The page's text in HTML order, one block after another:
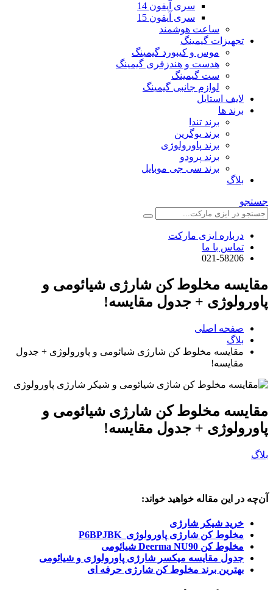
سری آیفون 14
سری آیفون 15
ساعت هوشمند
تجهیزات گیمینگ
موس و کیبورد گیمینگ
هدست و هندزفری گیمینگ
ست گیمینگ
لوازم جانبی گیمینگ
لایف استایل
برند ها
برند تندا
برند یوگرین
برند پاورولوژی
برند پرودو
برند سی جی موبایل
بلاگ
جستجو
درباره ایزی مارکت
تماس با ما
021-58206
مقایسه مخلوط کن شارژی شیائومی و
پاورولوژی + جدول مقایسه!
صفحه اصلی
بلاگ
مقایسه مخلوط کن شارژی شیائومی و پاورولوژی + جدول
مقایسه!
مقایسه مخلوط کن شارژی شیائومی و
پاورولوژی + جدول مقایسه!
بلاگ
آن‌چه در این مقاله خواهید خواند:
خرید شیکر شارژی
مخلوط کن شارژی پاورولوژی P6BPJBK
مخلوط کن Deerma NU90 شیائومی
جدول مقایسه میکسر شارژی پاورولوژی و شیائومی
بهترین برند مخلوط کن شارژی حرفه ای